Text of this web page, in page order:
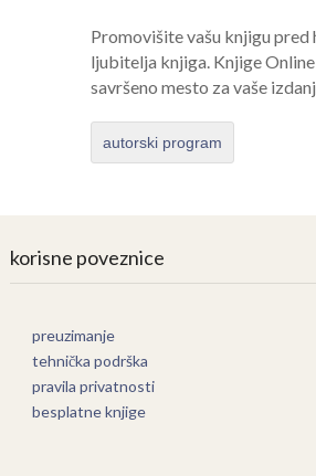
Promovišite vašu knjigu pred
ljubitelja knjiga. Knjige
savršeno mesto za vaše
autorski program
korisne poveznice
preuzimanje
tehnička podrška
pravila privatnosti
besplatne knjige